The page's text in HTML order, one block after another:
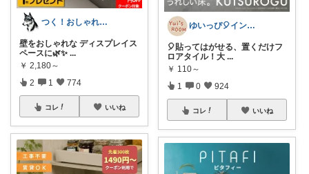
つく！おしゃれな商品や便利な商品をお届け
壁をおしゃれな ディスプレイス
ペースに🌿✨ ...
￥ 2,180～
2 1 774
コレ いいね
ゆいっぴ🎈インテリアとファッション
🎈貼ってはがせる、置くだけフ
ロアタイル！大 ...
￥ 110～
1 0 924
コレ いいね